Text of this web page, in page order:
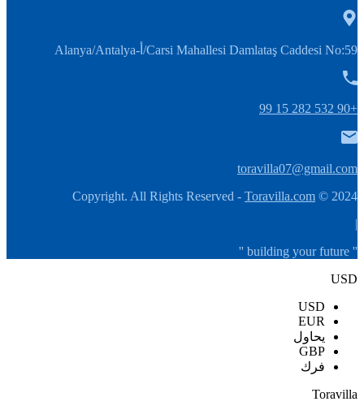
Carsi Mahallesi Damlataş Caddesi No:59/أ-Alanya/Antalya
+90 532 282 15 99
toravilla07@gmail.com
2024 © Copyright. All Rights Reserved -
Toravilla.com
|
'' building your future ''
USD
USD
EUR
يحاول
GBP
فرك
Toravilla